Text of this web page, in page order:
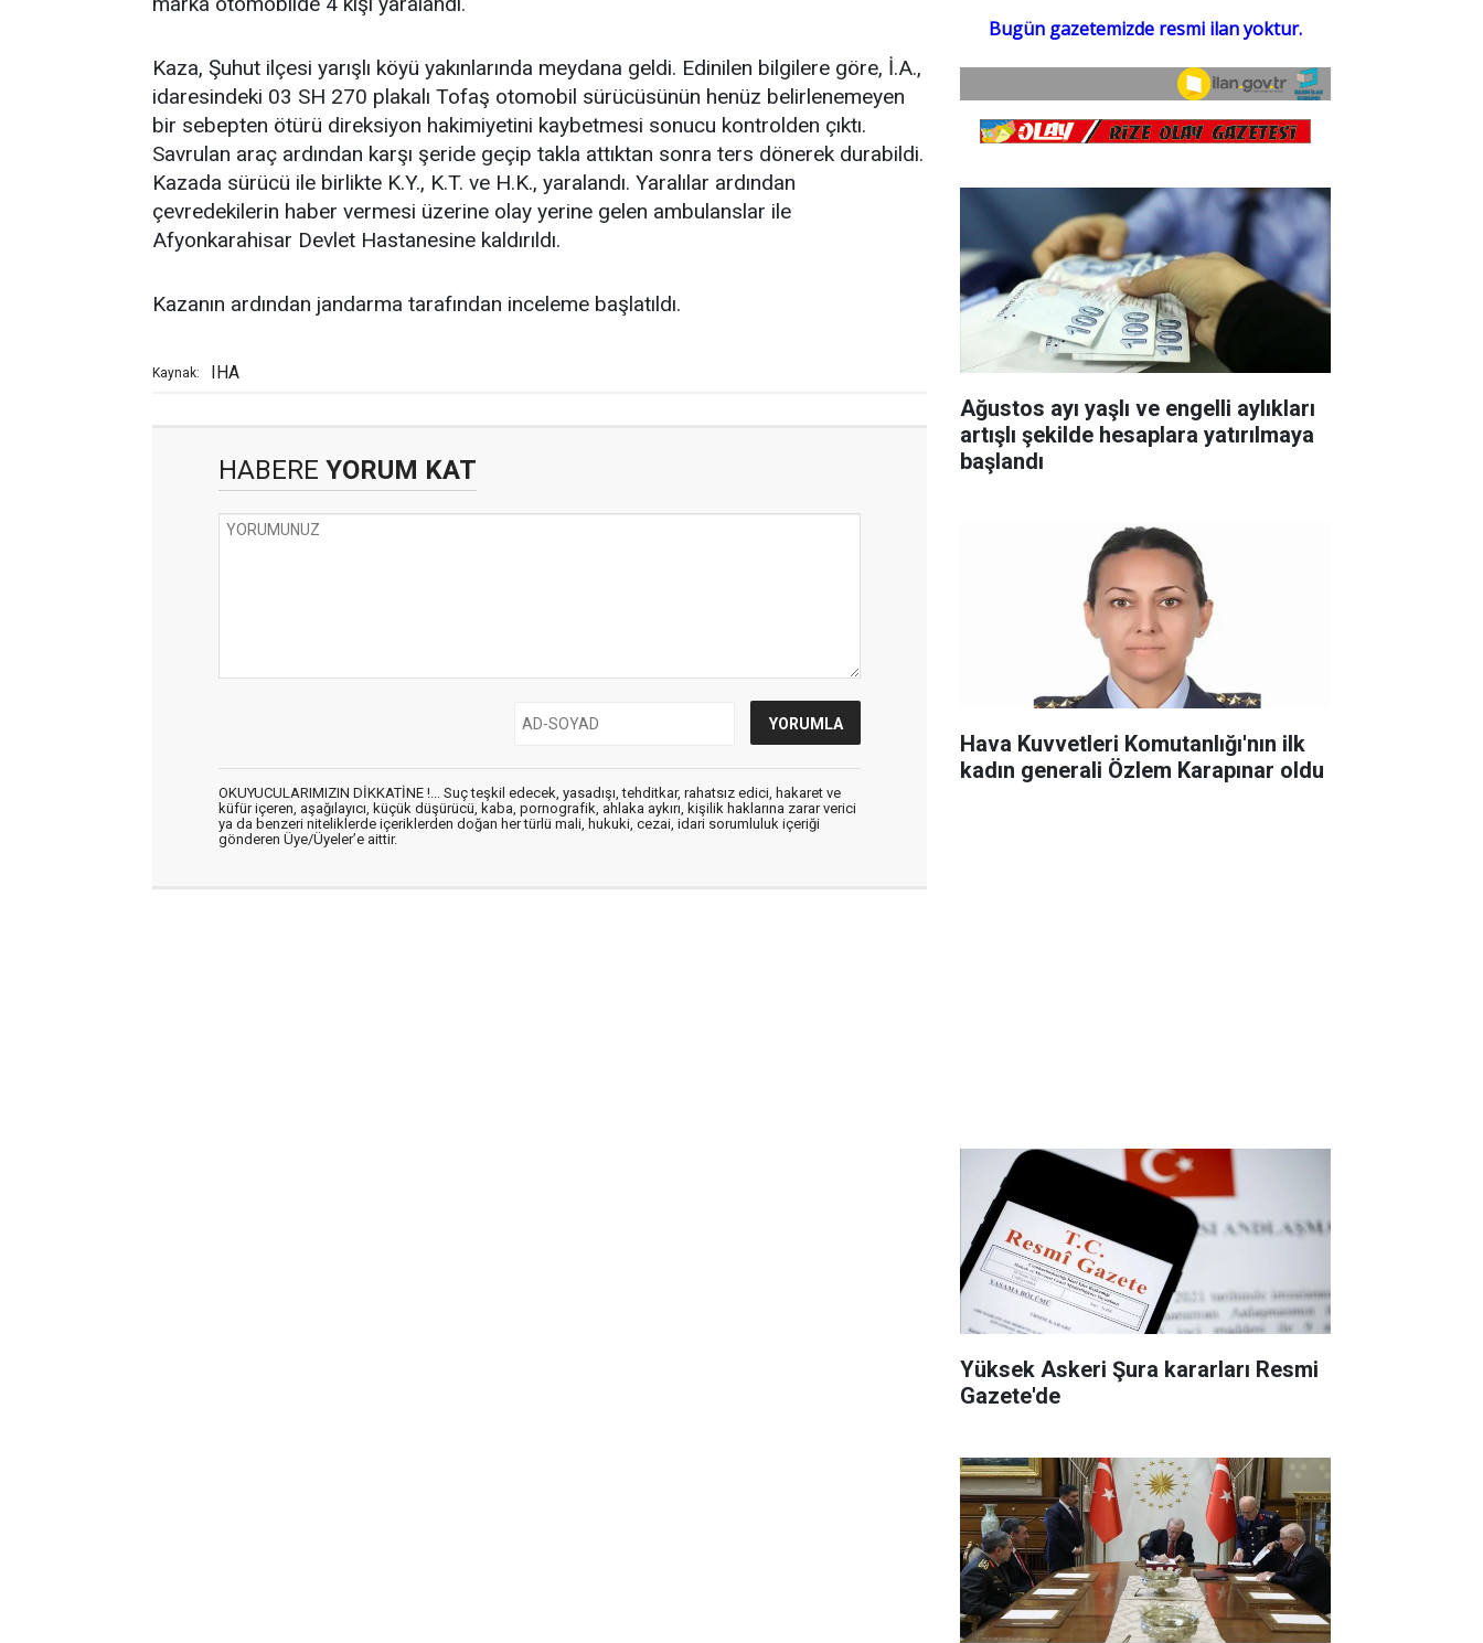
Kaza, Şuhut ilçesi yarışlı köyü yakınlarında meydana geldi. Edinilen bilgilere göre, İ.A.,
idaresindeki 03 SH 270 plakalı Tofaş otomobil sürücüsünün henüz belirlenemeyen
bir sebepten ötürü direksiyon hakimiyetini kaybetmesi sonucu kontrolden çıktı.
Savrulan araç ardından karşı şeride geçip takla attıktan sonra ters dönerek durabildi.
Kazada sürücü ile birlikte K.Y., K.T. ve H.K., yaralandı. Yaralılar ardından
çevredekilerin haber vermesi üzerine olay yerine gelen ambulanslar ile
Afyonkarahisar Devlet Hastanesine kaldırıldı.
Kazanın ardından jandarma tarafından inceleme başlatıldı.
Kaynak: IHA
HABERE YORUM KAT
OKUYUCULARIMIZIN DİKKATİNE !... Suç teşkil edecek, yasadışı, tehditkar, rahatsız edici, hakaret ve
küfür içeren, aşağılayıcı, küçük düşürücü, kaba, pornografik, ahlaka aykırı, kişilik haklarına zarar verici
ya da benzeri niteliklerde içeriklerden doğan her türlü mali, hukuki, cezai, idari sorumluluk içeriği
gönderen Üye/Üyeler’e aittir.
Ağustos ayı yaşlı ve engelli aylıkları
artışlı şekilde hesaplara yatırılmaya
başlandı
Hava Kuvvetleri Komutanlığı'nın ilk
kadın generali Özlem Karapınar oldu
Yüksek Askeri Şura kararları Resmi
Gazete'de